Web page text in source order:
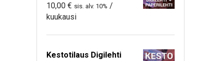
10,00 € sis. alv. 10% /
kuukausi
Kestotilaus Digilehti